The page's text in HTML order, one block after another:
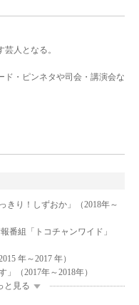
人となる。
ド・ピンネタや司会・講演会な
り！しずおか」（2018年～
組「トコチャンワイド」
年～2017 年）
（2017年～2018年）
と見る